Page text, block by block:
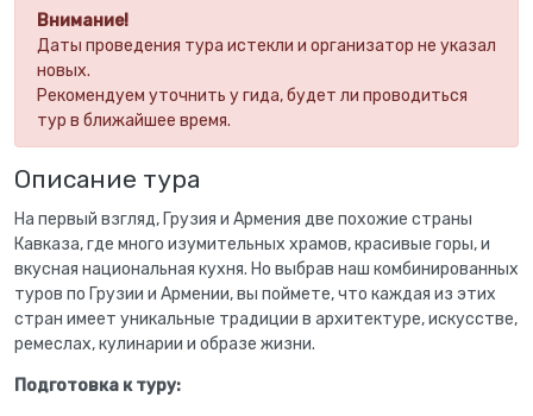
Внимание!
Даты проведения тура истекли и организатор не указал
новых.
Рекомендуем уточнить у гида, будет ли проводиться
тур в ближайшее время.
Описание тура
На первый взгляд, Грузия и Армения две похожие страны
Кавказа, где много изумительных храмов, красивые горы, и
вкусная национальная кухня. Но выбрав наш комбинированных
туров по Грузии и Армении, вы поймете, что каждая из этих
стран имеет уникальные традиции в архитектуре, искусстве,
ремеслах, кулинарии и образе жизни.
Подготовка к туру: